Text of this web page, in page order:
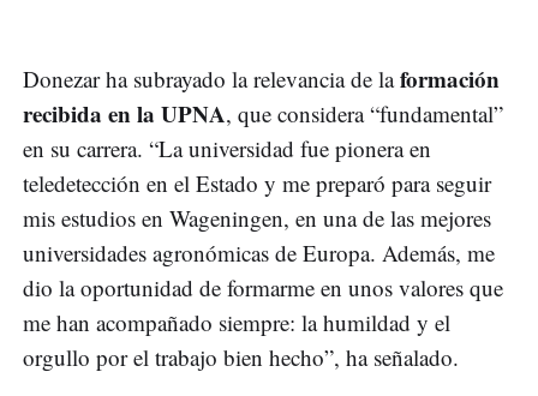
Donezar ha subrayado la relevancia de laformación
recibida en la UPNA, que considera “fundamental”
en su carrera. “La universidad fue pionera en
teledetección en el Estado y me preparó para seguir
mis estudios en Wageningen, en una de las mejores
universidades agronómicas de Europa. Además, me
dio la oportunidad de formarme en unos valores que
me han acompañado siempre: la humildad y el
orgullo por el trabajo bien hecho”, ha señalado.